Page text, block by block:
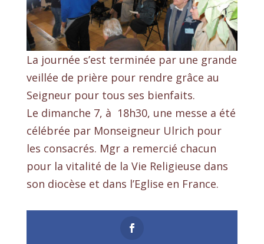
La journée s’est terminée par une grande
veillée de prière pour rendre grâce au
Seigneur pour tous ses bienfaits.
Le dimanche 7, à 18h30, une messe a été
célébrée par Monseigneur Ulrich pour
les consacrés. Mgr a remercié chacun
pour la vitalité de la Vie Religieuse dans
son diocèse et dans l’Eglise en France.